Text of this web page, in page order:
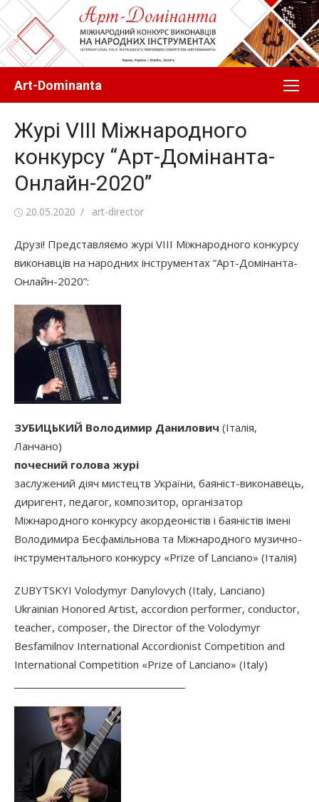
Перейти
до
вмісту
Art-Dominanta
Журі VIII Міжнародного
конкурсу “Арт-Домінанта-
Онлайн-2020”
Оприлюднено
20.05.2020 Автор
art-director
Друзі! Представляємо журі VIII Міжнародного конкурсу
виконавців на народних інструментах “Арт-Домінанта-
Онлайн-2020”:
ЗУБИЦЬКИЙ Володимир Данилович (Італія,
Ланчано)
почесний голова журі
заслужений діяч мистецтв України, баяніст-виконавець,
диригент, педагог, композитор, організатор
Міжнародного конкурсу акордеоністів і баяністів імені
Володимира Бесфамільнова та Міжнародного музично-
інструментального конкурсу «Prize of Lanciano» (Італія)
ZUBYTSKYI Volodymyr Danylovych (Italy, Lanciano)
Ukrainian Honored Artist, accordion performer, conductor,
teacher, composer, the Director of the Volodymyr
Besfamilnov International Аccordionist Сompetition and
International Competition «Prize of Lanciano» (Italy)